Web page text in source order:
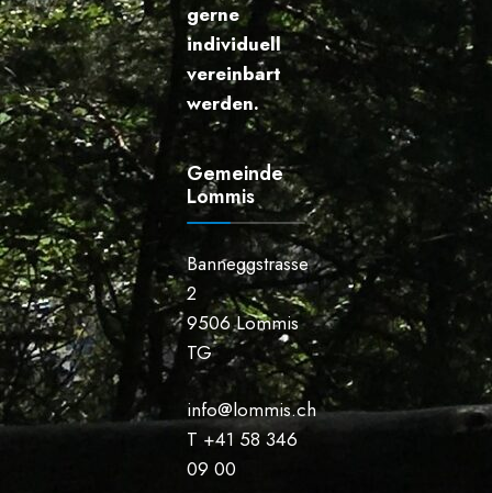
gerne
individuell
vereinbart
werden.
Gemeinde
Lommis
Banneggstrasse
2
9506 Lommis
TG
info@lommis.ch
T +41 58 346
09 00